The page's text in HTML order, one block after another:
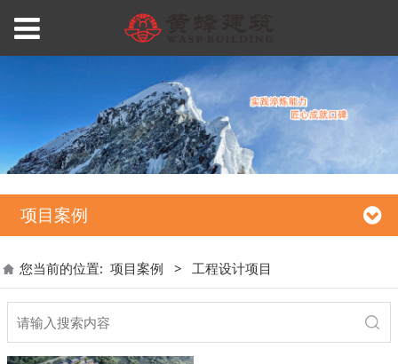
项目案例
您当前的位置: 项目案例 > 工程设计项目